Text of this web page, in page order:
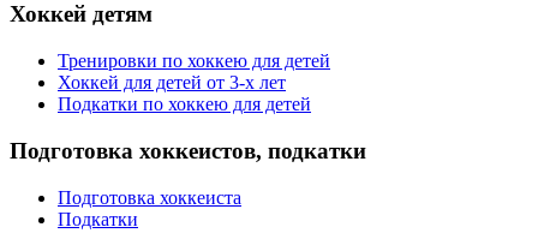
Хоккей детям
Тренировки по хоккею для детей
Хоккей для детей от 3-х лет
Подкатки по хоккею для детей
Подготовка хоккеистов, подкатки
Подготовка хоккеиста
Подкатки